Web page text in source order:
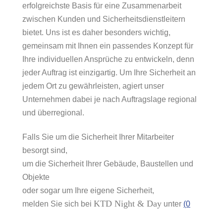
erfolgreichste Basis für eine Zusammenarbeit
zwischen Kunden und Sicherheitsdienstleitern
bietet. Uns ist es daher besonders wichtig,
gemeinsam mit Ihnen ein passendes Konzept für
Ihre individuellen Ansprüche zu entwickeln, denn
jeder Auftrag ist einzigartig. Um Ihre Sicherheit an
jedem Ort zu gewährleisten, agiert unser
Unternehmen dabei je nach Auftragslage regional
und überregional.
Falls Sie um die Sicherheit Ihrer Mitarbeiter
besorgt sind,
um die Sicherheit Ihrer Gebäude, Baustellen und
Objekte
oder sogar um Ihre eigene Sicherheit,
melden Sie sich bei KTD Night & Day unter (0